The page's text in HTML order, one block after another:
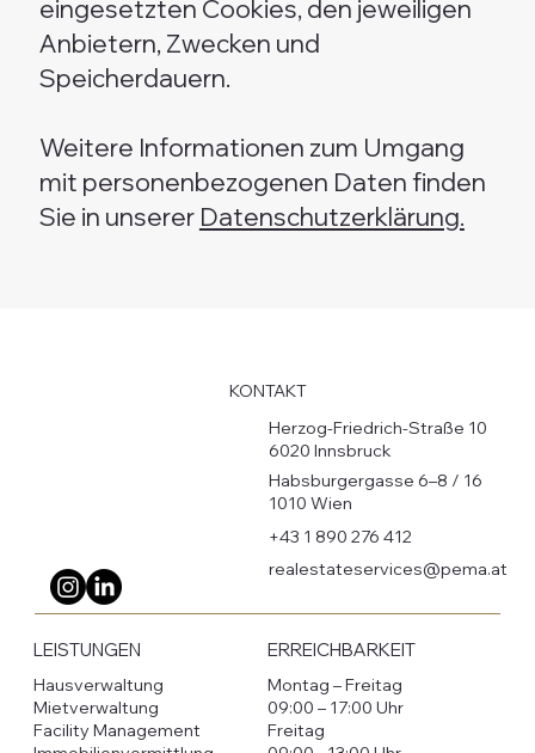
eingesetzten Cookies, den jeweiligen
Anbietern, Zwecken und
Speicherdauern.
Weitere Informationen zum Umgang
mit personenbezogenen Daten finden
Sie in unserer Datenschutzerklärung.
KONTAKT
Herzog-Friedrich-Straße 10
6020 Innsbruck
Habsburgergasse 6–8 / 16
1010 Wien
+43 1 890 276 412
realestateservices@pema.at
LEISTUNGEN
Hausverwaltung
Mietverwaltung
Facility Management
ERREICHBARKEIT
Montag – Freitag
09:00 – 17:00 Uhr
Freitag